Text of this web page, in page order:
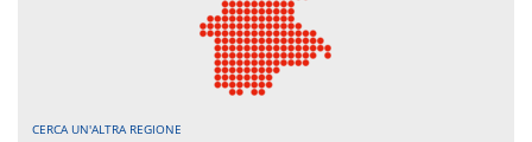
CERCA UN'ALTRA REGIONE